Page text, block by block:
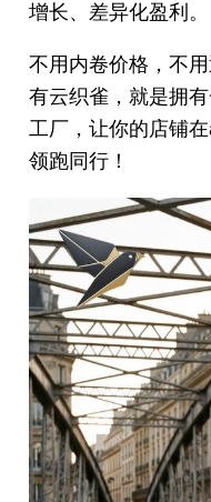
增长、差异化盈利。
不用内卷价格，不
有云织雀，就是拥
工厂，让你的店铺
领跑同行！